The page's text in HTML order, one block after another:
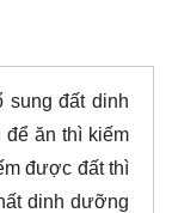
sung đất dinh
để ăn thì kiếm
được đất thì
dinh dưỡng